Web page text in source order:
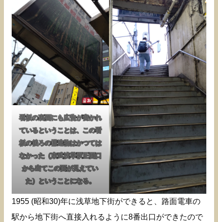
看板の裏面にも広告が書かれ
ているということは、この看
板の後ろの構造物はかつては
なかった（東武浅草駅正面口
から出てこの面が見えてい
た）ということになる。
1955 (昭和30)年に浅草地下街ができると、路面電車の
駅から地下街へ直接入れるように8番出口ができたので